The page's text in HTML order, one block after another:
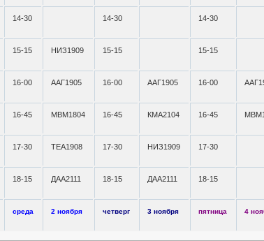
14-30 14-30 14-30
15-15 НИЗ1909 15-15 15-15
16-00 ААГ1905 16-00 ААГ1905 16-00
16-45 МВМ1804 16-45 КМА2104 16-45
17-30 ТЕА1908 17-30 НИЗ1909 17-30
18-15 ДАА2111 18-15 ДАА2111 18-15
среда 2 ноября четверг 3 ноября пятница 4